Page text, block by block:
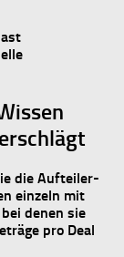
die Aufteiler-
einzeln mit
denen sie
pro Deal